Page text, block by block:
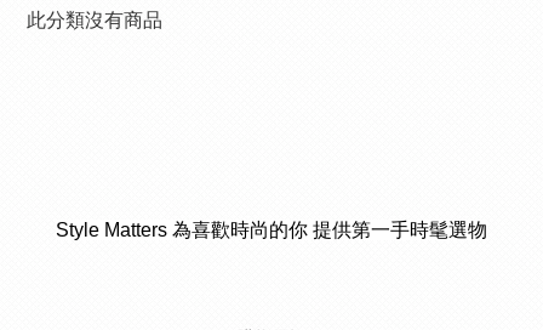
此分類沒有商品
Style Matters 為喜歡時尚的你 提供第一手時髦選物